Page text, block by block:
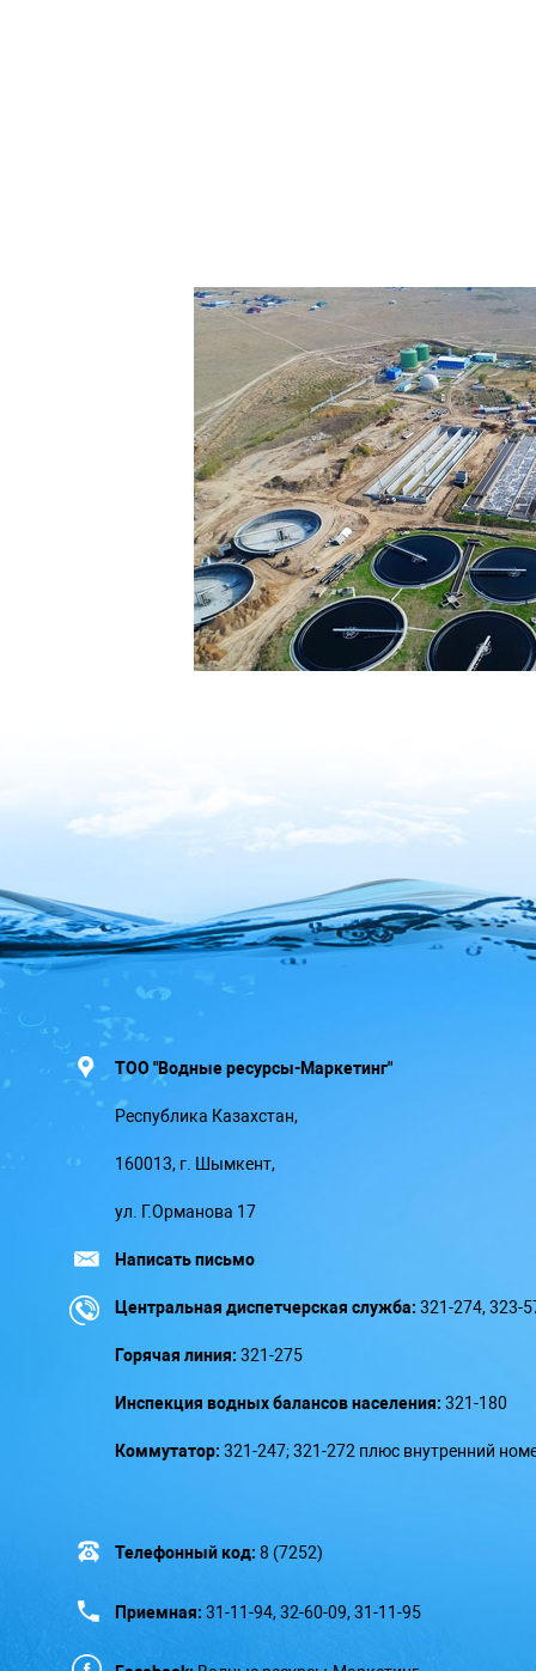
ТОО "Водные ресурсы-Маркетинг"
Республика Казахстан,
160013, г. Шымкент,
ул. Г.Орманова 17
Написать письмо
Центральная диспетчерская служба: 321-274, 323-
Горячая линия: 321-275
Инспекция водных балансов населения: 321-180
Коммутатор: 321-247; 321-272 плюс внутренний
Телефонный код: 8 (7252)
Приемная: 31-11-94, 32-60-09, 31-11-95